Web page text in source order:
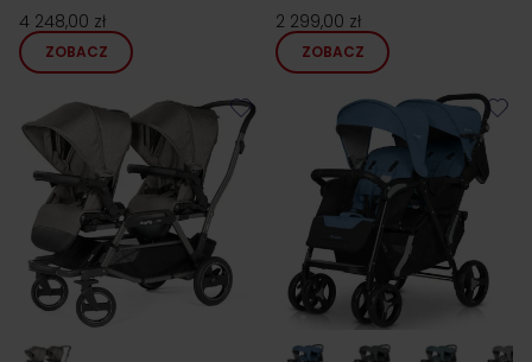
4 248,00 zł
ZOBACZ
2 299,00 zł
ZOBACZ